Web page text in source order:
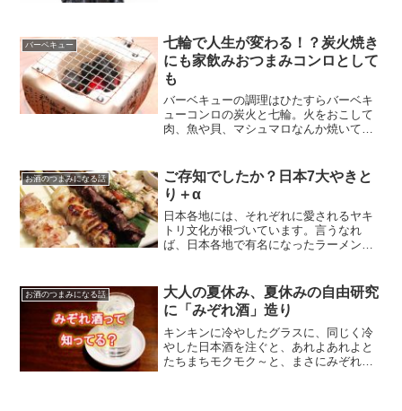
や正しい使い方についてご紹介いたしま
す。
バーベキュー
七輪で人生が変わる！？炭火焼き
にも家飲みおつまみコンロとして
も
バーベキューの調理はひたすらバーベキ
ューコンロの炭火と七輪。火をおこして
肉、魚や貝、マシュマロなんか焼いて、
味しくしてくれます。本稿では、私も大
好きな七輪のお話です。
お酒のつまみになる話
ご存知でしたか？日本7大やきと
り＋α
日本各地には、それぞれに愛されるヤキ
トリ文化が根づいています。言うなれ
ば、日本各地で有名になったラーメンが
らについて調べてみました。
お酒のつまみになる話
大人の夏休み、夏休みの自由研究
に「みぞれ酒」造り
キンキンに冷やしたグラスに、同じく冷
やした日本酒を注ぐと、あれよあれよと
たちまちモクモク～と、まさにみぞれの